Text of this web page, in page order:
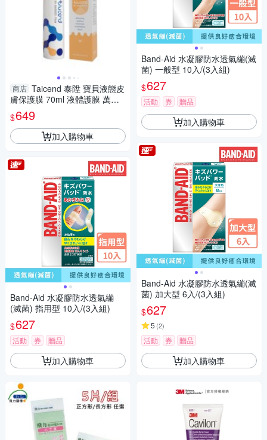
商店 Taicend 泰陞 寶貝液態皮
膚保護膜 70ml 液體護膜 萬用
噴霧 0144
$649
加入購物車
Band-Aid 水凝膠防水透氣繃
(滅菌) 指用型 10入/(3入組)
$627
活動 券 贈品
加入購物車
Band-Aid 水凝膠防水透氣繃(滅
菌) 一般型 10入/(3入組)
$627
活動 券 贈品
加入購物車
Band-Aid 水凝膠防水透氣繃(滅
菌) 加大型 6入/(3入組)
$627
5 (2)
活動 券 贈品
加入購物車